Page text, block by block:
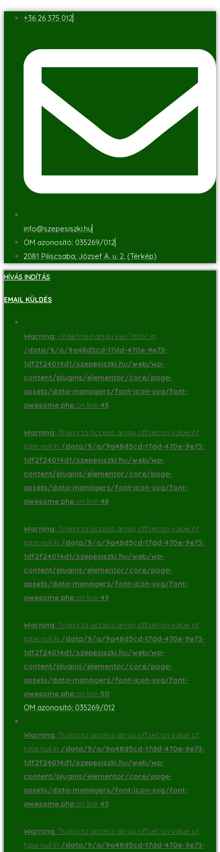
+36 26 375 012
info@szepesiszki.hu
OM azonosító: 035269/012
2081 Piliscsaba, József A. u. 2. (Térkép)
HÍVÁS INDÍTÁS
EMAIL KÜLDÉS
Warning: Undefined array key "info" in
/data/9/a/9a48d5cd-17dd-470e-9e73-
1df2f24014d1/szepesiszki.hu/web/wp-
content/plugins/elementor/core/page-
assets/data-managers/font-icon-svg/font-
awesome.php on line 45
Warning: Trying to access array offset on value of
type null in /data/9/a/9a48d5cd-17dd-470e-9e73-
1df2f24014d1/szepesiszki.hu/web/wp-
content/plugins/elementor/core/page-
assets/data-managers/font-icon-svg/font-
awesome.php on line 48
Warning: Trying to access array offset on value of
type null in /data/9/a/9a48d5cd-17dd-470e-9e73-
1df2f24014d1/szepesiszki.hu/web/wp-
content/plugins/elementor/core/page-
assets/data-managers/font-icon-svg/font-
awesome.php on line 49
Warning: Trying to access array offset on value of
type null in /data/9/a/9a48d5cd-17dd-470e-9e73-
1df2f24014d1/szepesiszki.hu/web/wp-
content/plugins/elementor/core/page-
assets/data-managers/font-icon-svg/font-
awesome.php on line 50
OM azonosító: 035269/012
Warning: Trying to access array offset on value of
type null in /data/9/a/9a48d5cd-17dd-470e-9e73-
1df2f24014d1/szepesiszki.hu/web/wp-
content/plugins/elementor/core/page-
assets/data-managers/font-icon-svg/font-
awesome.php on line 45
Warning: Trying to access array offset on value of
type null in /data/9/a/9a48d5cd-17dd-470e-9e73-